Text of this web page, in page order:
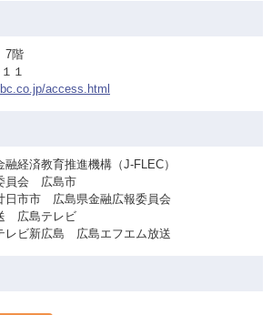
7階
１
access.html
済教育推進機構（J-FLEC）
員会 広島市
日市市 広島県金融広報委員会
広島テレビ
ビ新広島 広島エフエム放送